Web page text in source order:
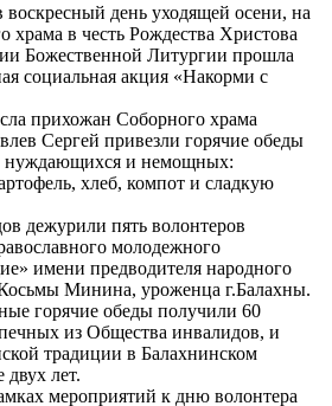
воскресный день уходящей осени, на
храма в честь Рождества Христова
Божественной Литургии прошла
социальная акция «Накорми с
прихожан Соборного храма
Сергей привезли горячие обеды
нуждающихся и немощных:
хлеб, компот и сладкую
дежурили пять волонтеров
молодежного
имени предводителя народного
Минина, уроженца г.Балахны.
горячие обеды получили 60
из Общества инвалидов, и
традиции в Балахнинском
лет.
мероприятий к дню волонтера